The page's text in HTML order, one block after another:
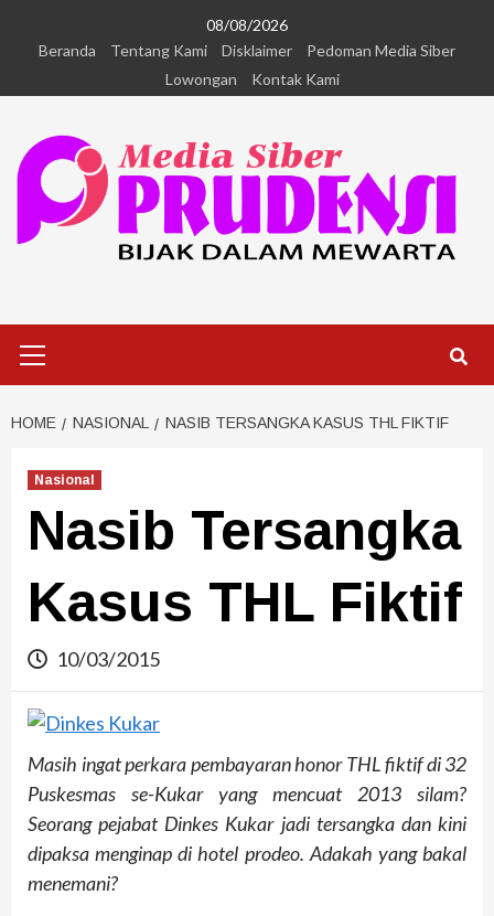
08/08/2026
Beranda
Tentang Kami Disklaimer
Pedoman Media Siber
Lowongan
Kontak Kami
HOME NASIONAL NASIB TERSANGKA KASUS THL FIKTIF
Nasional
Nasib Tersangka
Kasus THL Fiktif
10/03/2015
Masih ingat perkara pembayaran honor THL fiktif di 32
Puskesmas se-Kukar yang mencuat 2013 silam?
Seorang pejabat Dinkes Kukar jadi tersangka dan kini
dipaksa menginap di hotel prodeo. Adakah yang bakal
menemani?